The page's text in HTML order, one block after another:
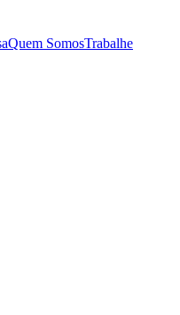
Quem SomosTrabalhe